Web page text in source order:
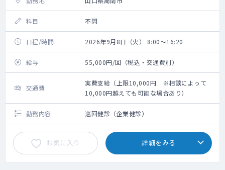
科目 不問
日程/時間 2026年9月8日（火） 8:00～16:20
給与 55,000円/回（税込・交通費別）
交通費
実費支給（上限10,000円 ※相談によって
10,000円越えても可能な場合あり）
勤務内容 巡回健診（企業健診）
お気に入り 詳細をみる